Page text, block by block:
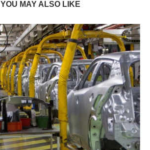
YOU MAY ALSO LIKE